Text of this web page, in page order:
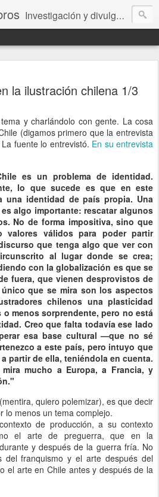
Investigación y divulgación de libros para niños y jóvenes. Librería especializada.
la ilustración chilena 1/3
y charlándolo con gente. La cosa
(digamos primero que la entrevista
fuente lo entrevistó. En su entrevista
es un problema de identidad.
lo que sucede es que en este
una identidad de país propia. Una
algo importante: rescatar algunos
No de forma impositiva, sino que
valores válidos para poder partir
que tenga algo que ver con
al lugar donde se crea;
con la globalización es que se
fuera, que vienen desprovistos de
que se mira son los aspectos
chilenos una plasticidad
o menos sorprendente, pero no está
Creo que falta todavía ese lado
esa base cultural —que no sé
a este país, pero intuyo que
partir de ella, teniéndola en cuenta.
mucho a Europa, a Francia, y
quiero polemizar), es que decir
lo menos un tema complejo.
de producción, a su contexto
el arte de preguerra, que en la
y después de la guerra fría. No
franquismo y el arte después del
el arte en Chile antes y después de la